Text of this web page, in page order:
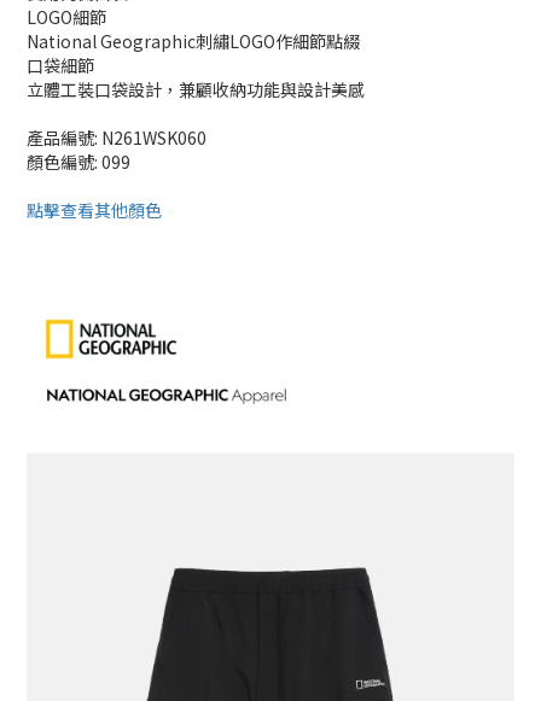
LOGO細節
National Geographic刺繡LOGO作細節點綴
口袋細節
立體工裝口袋設計，兼顧收納功能與設計美感
產品編號: N261WSK060
顏色編號: 099
點擊查看其他顏色